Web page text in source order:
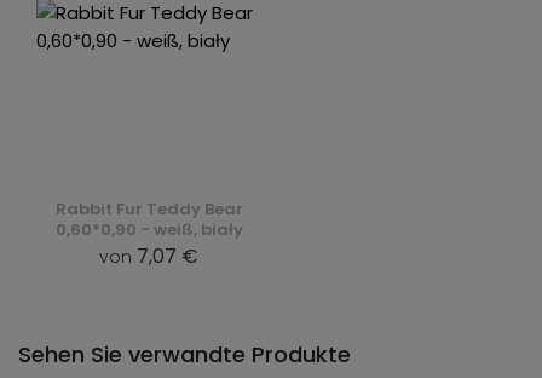
Rabbit Fur Teddy Bear
0,60*0,90 - weiß, biały
von 7,07 €
Sehen Sie verwandte Produkte